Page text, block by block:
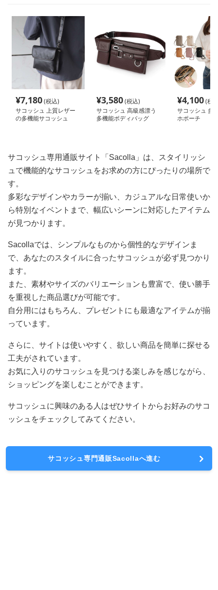
¥7,180(税込)
サコッシュ 上質レザー
の多機能サコッシュ
¥3,580(税込)
サコッシュ 高級感漂う
多機能ボディバッグ
¥4,100(税
サコッシュ 多
ホポーチ
サコッシュ専用通販サイト「Sacolla」は、スタイリッシ
ュで機能的なサコッシュをお求めの方にぴったりの場所で
す。
多彩なデザインやカラーが揃い、カジュアルな日常使いか
ら特別なイベントまで、幅広いシーンに対応したアイテム
が見つかります。
Sacollaでは、シンプルなものから個性的なデザインま
で、あなたのスタイルに合ったサコッシュが必ず見つかり
ます。
また、素材やサイズのバリエーションも豊富で、使い勝手
を重視した商品選びが可能です。
自分用にはもちろん、プレゼントにも最適なアイテムが揃
っています。
さらに、サイトは使いやすく、欲しい商品を簡単に探せる
工夫がされています。
お気に入りのサコッシュを見つける楽しみを感じながら、
ショッピングを楽しむことができます。
サコッシュに興味のある人はぜひサイトからお好みのサコ
ッシュをチェックしてみてください。
サコッシュ専門通販Sacollaへ進む